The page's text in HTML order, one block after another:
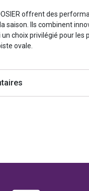
offrent des
saison. Ils combinent
choix privilégié pour les
ovale.